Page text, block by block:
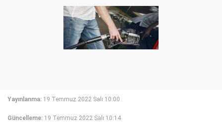
Yayınlanma: 19 Temmuz 2022 Salı 10:00
Güncelleme: 19 Temmuz 2022 Salı 10:14